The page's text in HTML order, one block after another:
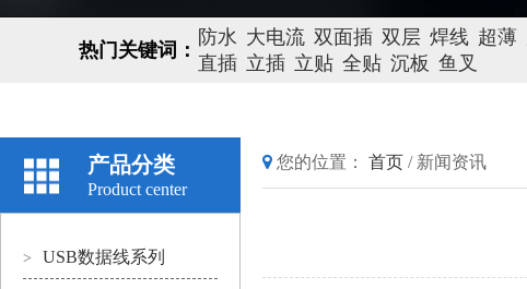
热门关键词：
防水 大电流 双面插 双层 焊线 超薄
直插 立插 立贴 全贴 沉板 鱼叉
产品分类
Product center
> USB数据线系列
您的位置： 首页 / 新闻资讯